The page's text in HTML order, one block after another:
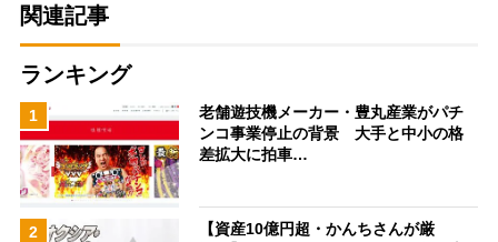
関連記事
ランキング
1
老舗遊技機メーカー・豊丸産業がパチ
ンコ事業停止の背景 大手と中小の格
差拡大に拍車…
2
【資産10億円超・かんちさんが厳